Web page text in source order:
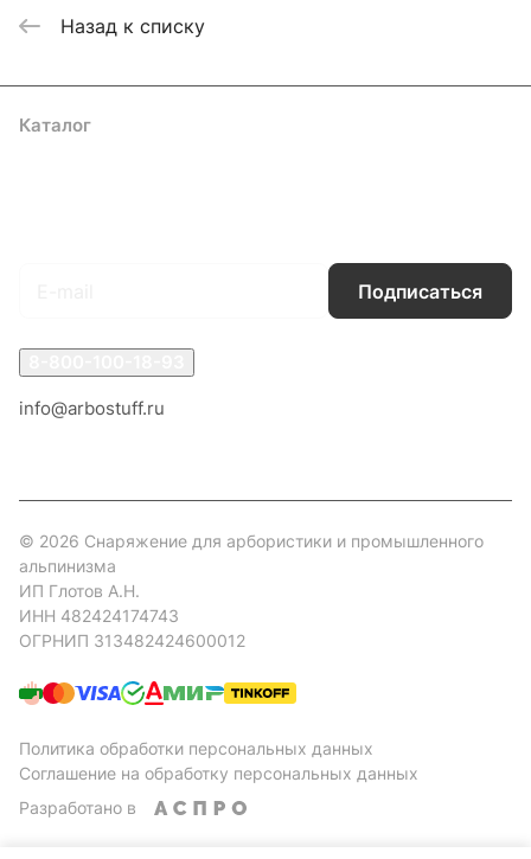
Назад к списку
Каталог
Подписаться
info@arbostuff.ru
© 2026 Снаряжение для арбористики и промышленного
альпинизма
ИП Глотов А.Н.
ИНН 482424174743
ОГРНИП 313482424600012
Политика обработки персональных данных
Соглашение на обработку персональных данных
Разработано в